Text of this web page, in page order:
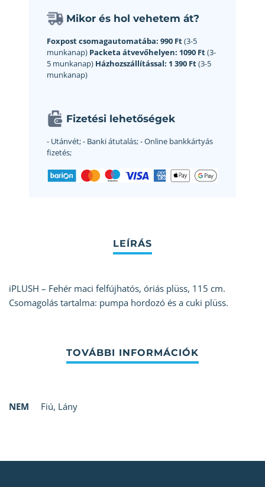
Mikor és hol vehetem át?
Foxpost csomagautomatába: 990 Ft(3-5
munkanap) Packeta átvevőhelyen: 1090 Ft(3-
5 munkanap) Házhozszállítással: 1 390 Ft(3-5
munkanap)
Fizetési lehetőségek
- Utánvét;- Banki átutalás;- Online bankkártyás
fizetés;
iPLUSH – Fehér maci felfújhatós, óriás plüss, 115 cm.
Csomagolás tartalma: pumpa hordozó és a cuki plüss.
NEM Fiú, Lány